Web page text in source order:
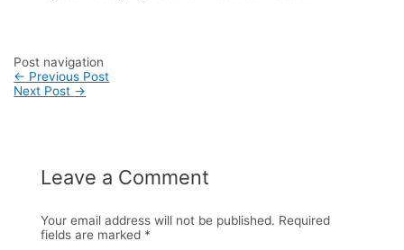
Post navigation
← Previous Post
Next Post →
Leave a Comment
Your email address will not be published. Required
fields are marked *